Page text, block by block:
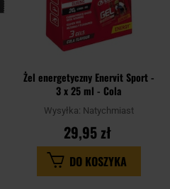
Żel energetyczny Enervit Sport -
3 x 25 ml - Cola
Wysyłka: Natychmiast
29,95 zł
DO KOSZYKA